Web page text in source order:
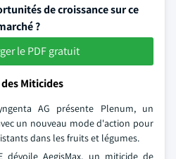
de croissance sur ce
?
le PDF gratuit
Miticides
AG présente Plenum, un
un nouveau mode d'action pour
dans les fruits et légumes.
dévoile AegisMax, un miticide de